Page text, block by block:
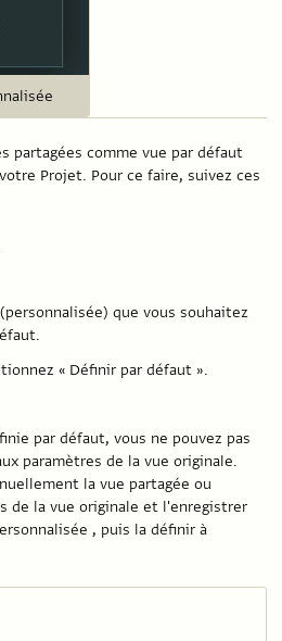
partagées comme vue par défaut
Projet. Pour ce faire, suivez ces
que vous souhaitez
« Définir par défaut ».
par défaut, vous ne pouvez pas
paramètres de la vue originale.
la vue partagée ou
de la vue originale et l'enregistrer
, puis la définir à